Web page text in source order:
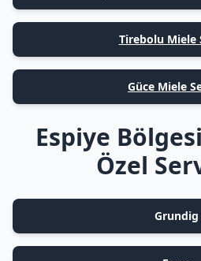
Tirebolu Miele
Güce Miele
Espiye
Özel
Grundig